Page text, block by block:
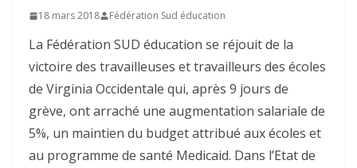
18 mars 2018 Fédération Sud éducation
La Fédération SUD éducation se réjouit de la
victoire des travailleuses et travailleurs des écoles
de Virginia Occidentale qui, après 9 jours de
grève, ont arraché une augmentation salariale de
5%, un maintien du budget attribué aux écoles et
au programme de santé Medicaid. Dans l’Etat de